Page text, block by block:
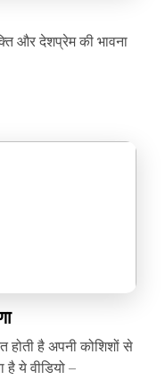
और देशप्रेम की भावना
होती है अपनी कोशिशों से
ये वीडियो –